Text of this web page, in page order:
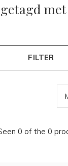
met
FILTER
0 of the 0